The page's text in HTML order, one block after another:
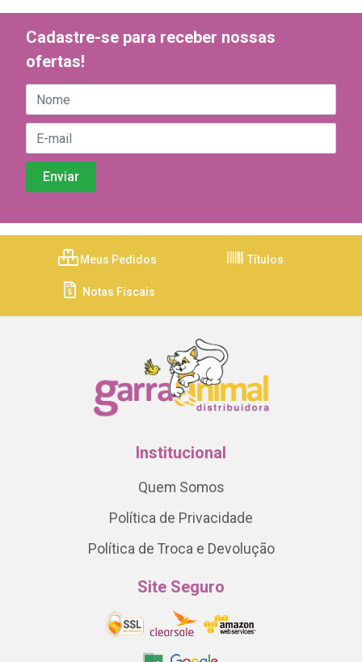
Cadastre-se para receber nossas
ofertas!
Meus Pedidos Títulos
Notas Fiscais
Institucional
Quem Somos
Política de Privacidade
Política de Troca e Devolução
Site Seguro